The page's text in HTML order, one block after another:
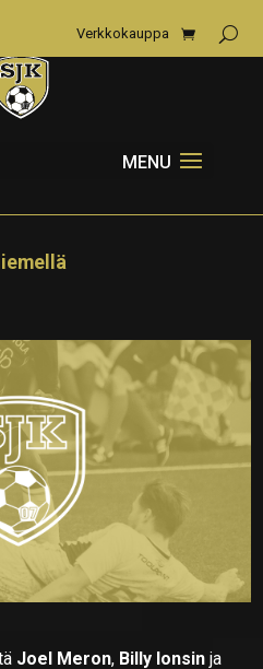
Verkkokauppa
Joel Meron, Billy Ionsin ja